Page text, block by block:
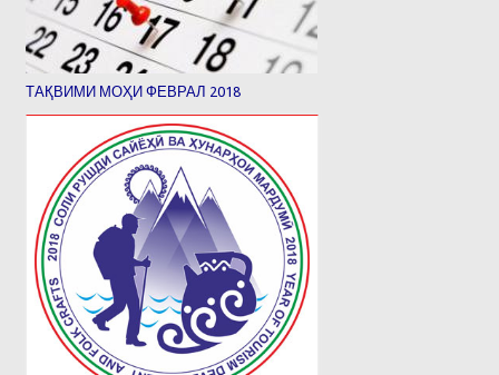
ТАҚВИМИ МОҲИ ФЕВРАЛ 2018